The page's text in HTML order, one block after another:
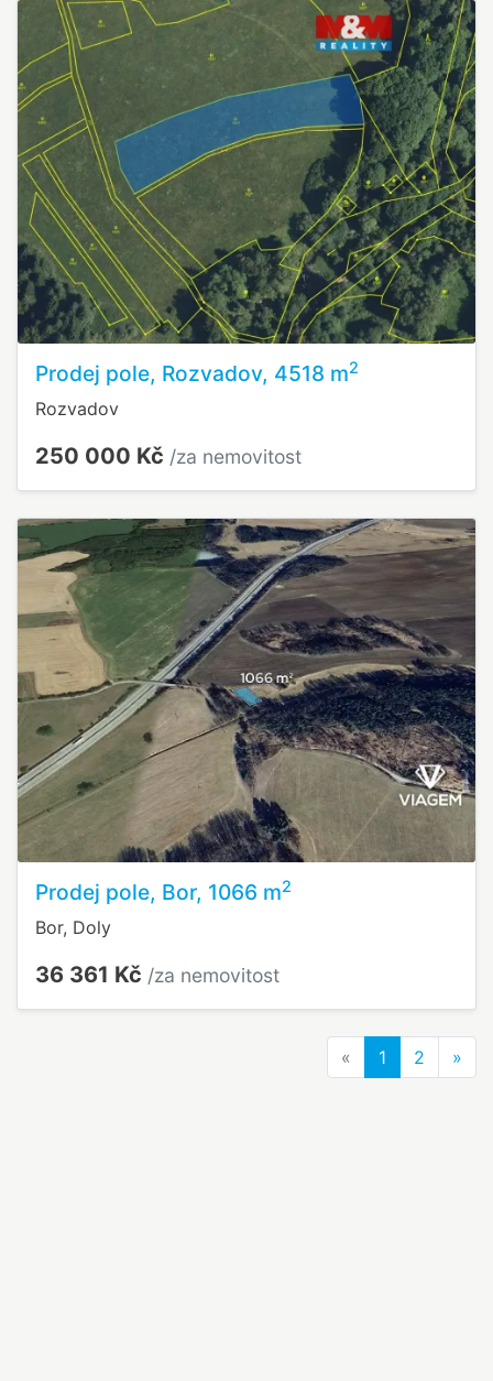
Prodej pole, Rozvadov, 4518 m2
Rozvadov
250 000 Kč /za nemovitost
Prodej pole, Bor, 1066 m2
Bor, Doly
36 361 Kč /za nemovitost
« Previous
1 2 »